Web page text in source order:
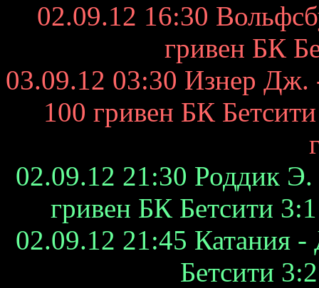
02.09.12 16:30
гривен БК
03.09.12 03:30 Изнер
100 гривен БК
02.09.12 21:30 Роддик
гривен БК Бетсити
02.09.12 21:45 Катания
Бетсити